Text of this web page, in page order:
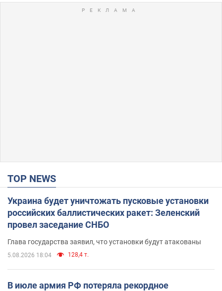
TOP NEWS
Украина будет уничтожать пусковые установки
российских баллистических ракет: Зеленский
провел заседание СНБО
Глава государства заявил, что установки будут атакованы
5.08.2026 18:04 128,4 т.
В июле армия РФ потеряла рекордное